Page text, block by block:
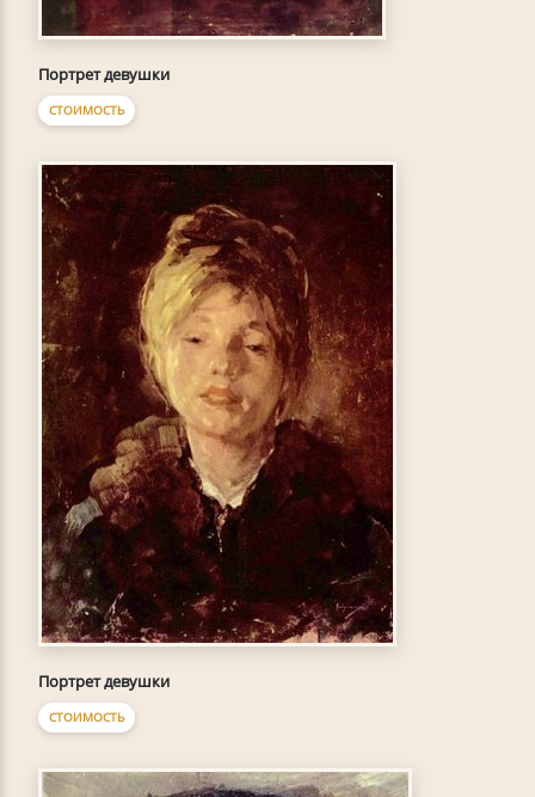
Портрет девушки
СТОИМОСТЬ
Портрет девушки
СТОИМОСТЬ